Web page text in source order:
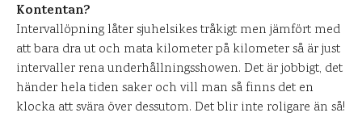
Kontentan?
Intervallöpning låter sjuhelsikes tråkigt men jämfört med
att bara dra ut och mata kilometer på kilometer så är just
intervaller rena underhållningsshowen. Det är jobbigt, det
händer hela tiden saker och vill man så finns det en
klocka att svära över dessutom. Det blir inte roligare än så!